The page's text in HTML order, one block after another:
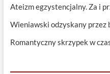
Ateizm egzystencjalny. Za i
Wieniawski odzyskany przez
Romantyczny skrzypek w